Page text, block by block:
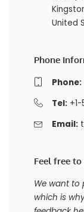
United
Phone
Phone:
Tel:+1-
Email:
Feel free
We want to
which is